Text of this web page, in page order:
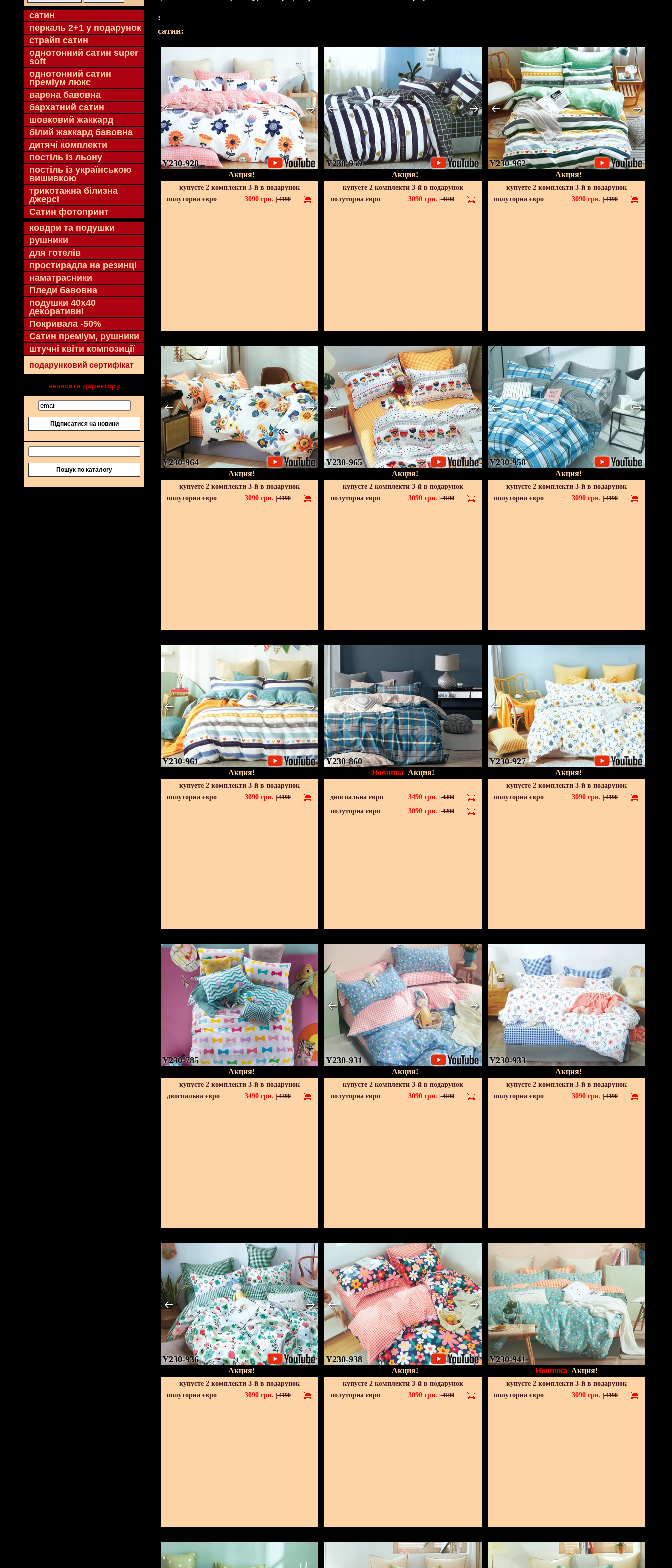
cатин
перкаль 2+1 у подарунок
страйп сатин
однотонний сатин super
soft
однотонний сатин
преміум люкс
варена бавовна
бархатний сатин
шовковий жаккард
білий жаккард бавовна
дитячі комплекти
постіль із льону
постіль із українською
вишивкою
трикотажна білизна
джерсі
Сатин фотопринт
ковдри та подушки
рушники
для готелів
простирадла на резинці
наматрасники
Пледи бавовна
подушки 40х40
декоративні
Покривала -50%
Сатин преміум, рушники
штучні квіти композиції
подарунковий сертифікат
написати директору
Підписатися на новини
Пошук по каталогу
:
cатин:
Y230-928
Акция!
купуєте 2 комплекти 3-й в подарунок
полуторна євро
3090 грн. |4190
Y230-959
Акция!
купуете 2 комплекти 3-й в подарунок
полуторна євро
3090 грн. |4190
Y230-962
Акция!
купуете 2 комплекти 3-й в подарунок
полуторна євро
3090 грн. |4190
Y230-964
Акция!
купуете 2 комплекти 3-й в подарунок
полуторна євро
3090 грн. |4190
Y230-965
Акция!
купуєте 2 комплекти 3-й в подарунок
полуторна євро
3090 грн. |4190
Y230-958
Акция!
купуєте 2 комплекти 3-й в подарунок
полуторна євро
3090 грн. |4190
Y230-961
Акция!
купуете 2 комплекти 3-й в подарунок
полуторна євро
3090 грн. |4190
Y230-860
Новинка Акция!
двоспальна євро 3490 грн. 4390
полуторна євро 3090 грн. 4290
Y230-927
Акция!
купуєте 2 комплекти 3-й в подарунок
полуторна євро
3090 грн. |4190
Y230-785
Акция!
купуєте 2 комплекти 3-й в подарунок
двоспальна євро
3490 грн. 4390
Y230-931
Акция!
купуєте 2 комплекти 3-й в подарунок
полуторна євро
3090 грн. |4190
Y230-933
Акция!
купуєте 2 комплекти 3-й в подарунок
полуторна євро
3090 грн. |4190
Y230-936
Акция!
купуєте 2 комплекти 3-й в подарунок
полуторна євро
3090 грн. |4190
Y230-938
Акция!
купуєте 2 комплекти 3-й в подарунок
полуторна євро
3090 грн. |4190
Y230-941
Новинка Акция!
купуєте 2 комплекти 3-й в подарунок
полуторна євро
3090 грн. |4190